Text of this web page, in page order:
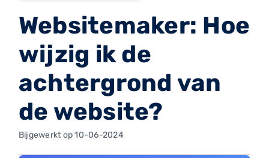
Websitemaker: Hoe
wijzig ik de
achtergrond van
de website?
Bijgewerkt op 10-06-2024